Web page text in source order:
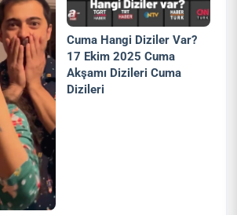
Cuma Hangi Diziler Var?
17 Ekim 2025 Cuma
Akşamı Dizileri Cuma
Dizileri